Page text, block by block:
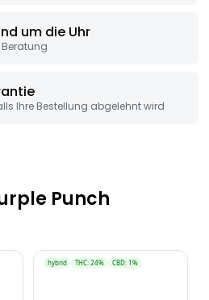
um die Uhr
Ihre Bestellung abgelehnt wird
Punch
hybrid THC: 24% CBD: 1%